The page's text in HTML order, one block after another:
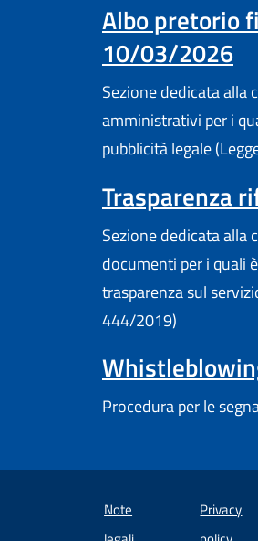
Albo pretorio
10/03/2026
Sezione dedicata alla
amministrativi per i
pubblicità legale
Trasparenza
Sezione dedicata alla
documenti per i quali
trasparenza sul
444/2019)
Procedura per le
Note
Privacy